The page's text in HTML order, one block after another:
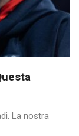
La nostra